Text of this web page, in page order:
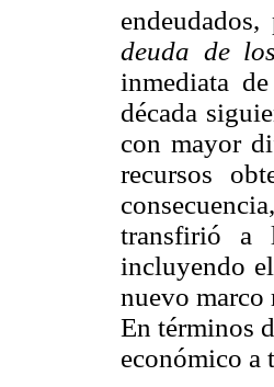
deuda de
inmediata
década
con mayor
recursos
transfirió a
incluyendo
nuevo marco
En términos
económico a